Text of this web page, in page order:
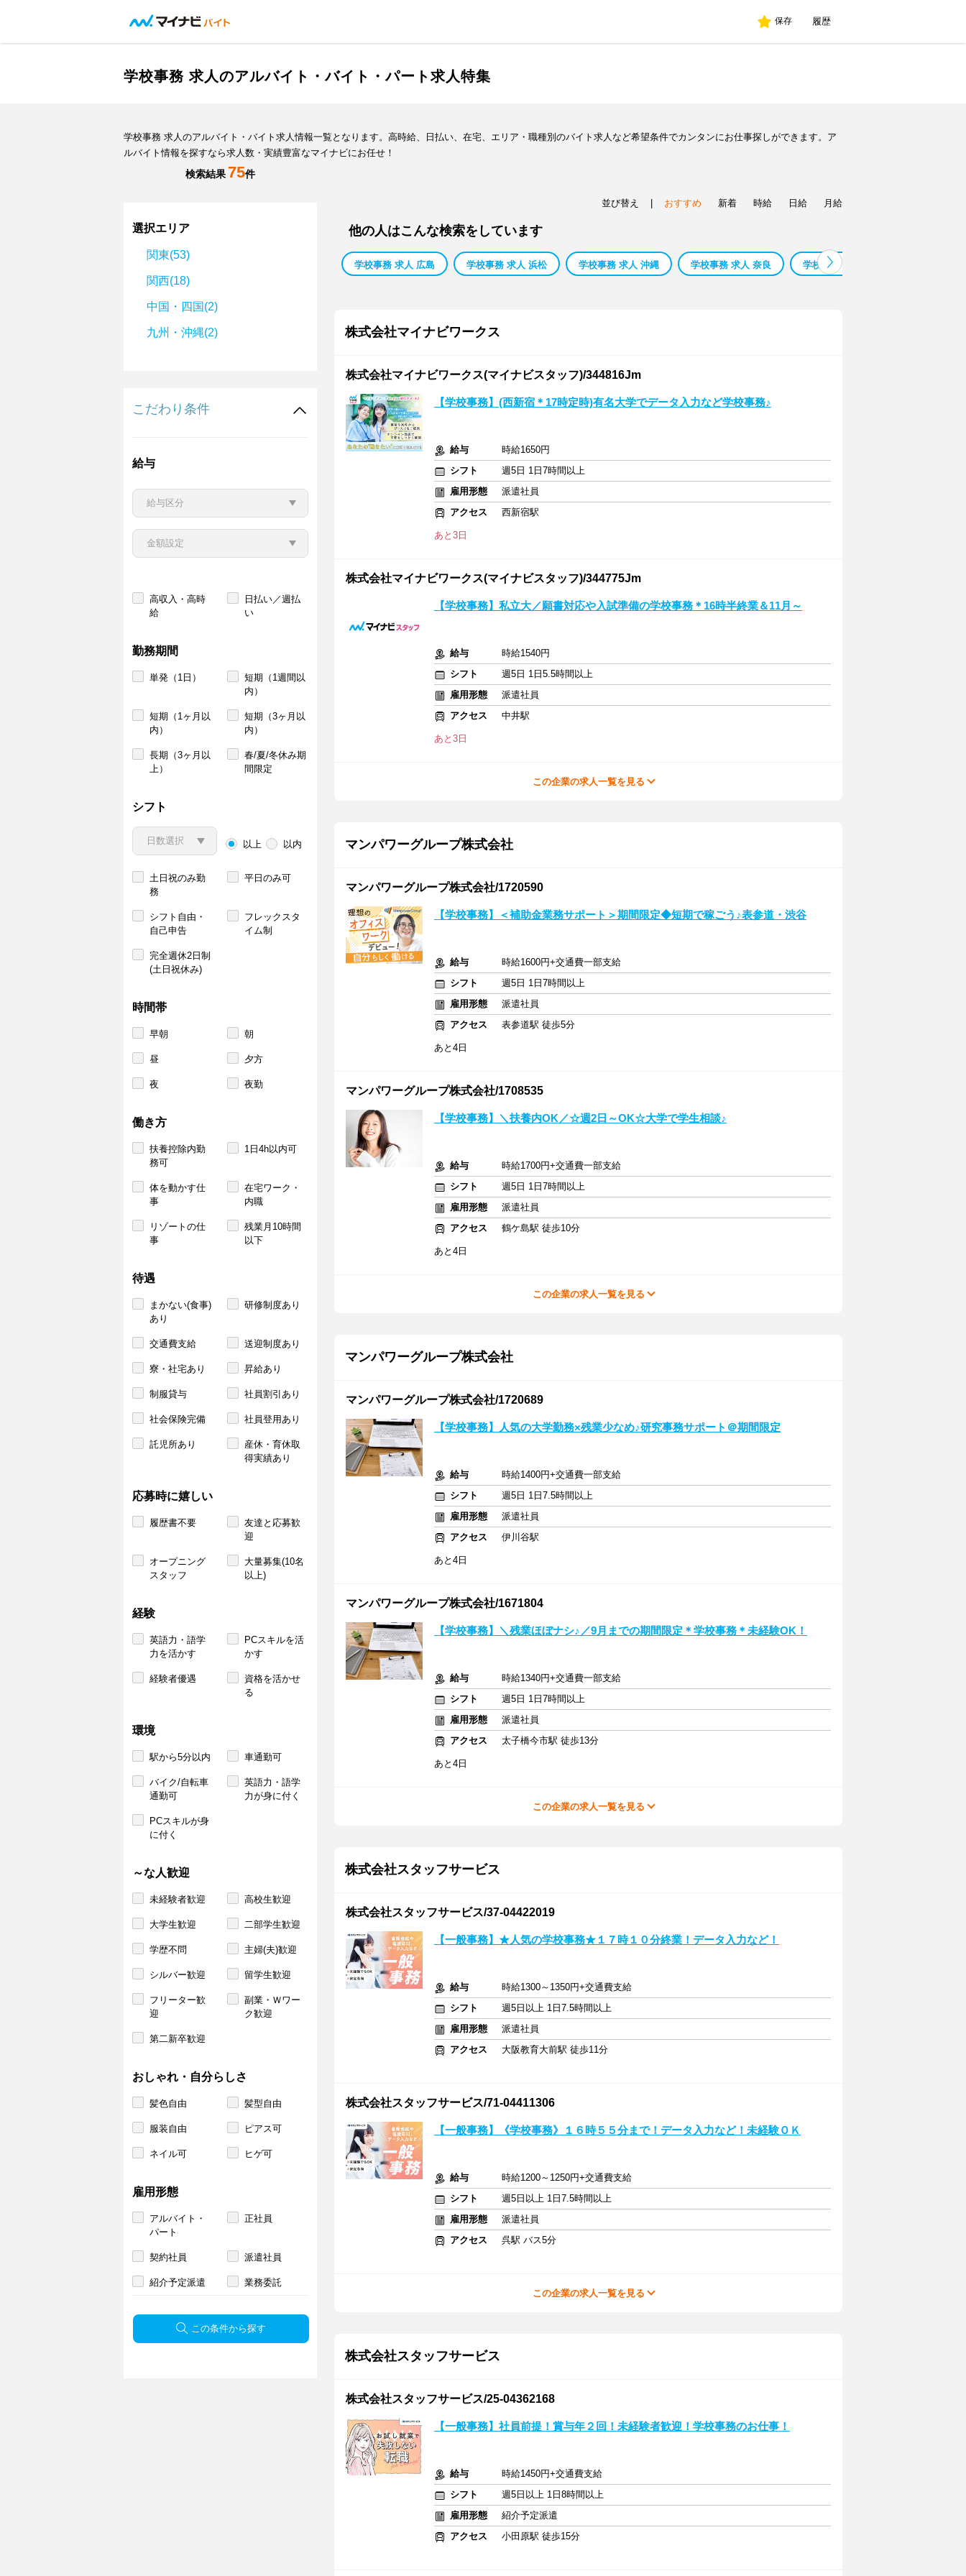
保存 履歴
学校事務 求人のアルバイト・バイト・パート求人特集
学校事務 求人のアルバイト・バイト求人情報一覧となります。高時給、日払い、在宅、エリア・職種別のバイト求人など希望条件でカンタンにお仕事探しができます。ア
ルバイト情報を探すなら求人数・実績豊富なマイナビにお任せ！
検索結果 75件
選択エリア
関東(53)
関西(18)
中国・四国(2)
九州・沖縄(2)
こだわり条件
給与
高収入・高時
給
日払い／週払
い
勤務期間
単発（1日）
短期（1週間以
内）
短期（1ヶ月以
内）
短期（3ヶ月以
内）
長期（3ヶ月以
上）
春/夏/冬休み期
間限定
シフト
以上 以内
土日祝のみ勤
務
平日のみ可
シフト自由・
自己申告
フレックスタ
イム制
完全週休2日制
(土日祝休み)
時間帯
早朝 朝
昼 夕方
夜 夜勤
働き方
扶養控除内勤
務可
1日4h以内可
体を動かす仕
事
在宅ワーク・
内職
リゾートの仕
事
残業月10時間
以下
待遇
まかない(食事)
あり
研修制度あり
交通費支給 送迎制度あり
寮・社宅あり 昇給あり
制服貸与 社員割引あり
社会保険完備 社員登用あり
託児所あり
産休・育休取
得実績あり
応募時に嬉しい
履歴書不要
友達と応募歓
迎
オープニング
スタッフ
大量募集(10名
以上)
経験
英語力・語学
力を活かす
PCスキルを活
かす
経験者優遇
資格を活かせ
る
環境
駅から5分以内 車通勤可
バイク/自転車
通勤可
英語力・語学
力が身に付く
PCスキルが身
に付く
～な人歓迎
未経験者歓迎 高校生歓迎
大学生歓迎 二部学生歓迎
学歴不問 主婦(夫)歓迎
シルバー歓迎 留学生歓迎
フリーター歓
迎
副業・Ｗワー
ク歓迎
第二新卒歓迎
おしゃれ・自分らしさ
髪色自由 髪型自由
服装自由 ピアス可
ネイル可 ヒゲ可
雇用形態
アルバイト・
パート
正社員
契約社員 派遣社員
紹介予定派遣 業務委託
この条件から探す
並び替え おすすめ 新着 時給 日給 月給
他の人はこんな検索をしています
学校事務 求人 広島 学校事務 求人 浜松 学校事務 求人 沖縄 学校事務 求人 奈良 学校事務 求人 埼玉
株式会社マイナビワークス
株式会社マイナビワークス(マイナビスタッフ)/344816Jm
【学校事務】(西新宿＊17時定時)有名大学でデータ入力など学校事務♪
給与
時給1650円
シフト
週5日 1日7時間以上
雇用形態
派遣社員
アクセス
西新宿駅
あと3日
株式会社マイナビワークス(マイナビスタッフ)/344775Jm
【学校事務】私立大／願書対応や入試準備の学校事務＊16時半終業＆11月～
給与
時給1540円
シフト
週5日 1日5.5時間以上
雇用形態
派遣社員
アクセス
中井駅
あと3日
この企業の求人一覧を見る
マンパワーグループ株式会社
マンパワーグループ株式会社/1720590
【学校事務】＜補助金業務サポート＞期間限定◆短期で稼ごう♪表参道・渋谷
給与
時給1600円+交通費一部支給
シフト
週5日 1日7時間以上
雇用形態
派遣社員
アクセス
表参道駅 徒歩5分
あと4日
マンパワーグループ株式会社/1708535
【学校事務】＼扶養内OK／☆週2日～OK☆大学で学生相談♪
給与
時給1700円+交通費一部支給
シフト
週5日 1日7時間以上
雇用形態
派遣社員
アクセス
鶴ケ島駅 徒歩10分
あと4日
この企業の求人一覧を見る
マンパワーグループ株式会社
マンパワーグループ株式会社/1720689
【学校事務】人気の大学勤務×残業少なめ♪研究事務サポート＠期間限定
給与
時給1400円+交通費一部支給
シフト
週5日 1日7.5時間以上
雇用形態
派遣社員
アクセス
伊川谷駅
あと4日
マンパワーグループ株式会社/1671804
【学校事務】＼残業ほぼナシ♪／9月までの期間限定＊学校事務＊未経験OK！
給与
時給1340円+交通費一部支給
シフト
週5日 1日7時間以上
雇用形態
派遣社員
アクセス
太子橋今市駅 徒歩13分
あと4日
この企業の求人一覧を見る
株式会社スタッフサービス
株式会社スタッフサービス/37-04422019
【一般事務】★人気の学校事務★１７時１０分終業！データ入力など！
給与
時給1300～1350円+交通費支給
シフト
週5日以上 1日7.5時間以上
雇用形態
派遣社員
アクセス
大阪教育大前駅 徒歩11分
株式会社スタッフサービス/71-04411306
【一般事務】《学校事務》１６時５５分まで！データ入力など！未経験ＯＫ
給与
時給1200～1250円+交通費支給
シフト
週5日以上 1日7.5時間以上
雇用形態
派遣社員
アクセス
呉駅 バス5分
この企業の求人一覧を見る
株式会社スタッフサービス
株式会社スタッフサービス/25-04362168
【一般事務】社員前提！賞与年２回！未経験者歓迎！学校事務のお仕事！
給与
時給1450円+交通費支給
シフト
週5日以上 1日8時間以上
雇用形態
紹介予定派遣
アクセス
小田原駅 徒歩15分